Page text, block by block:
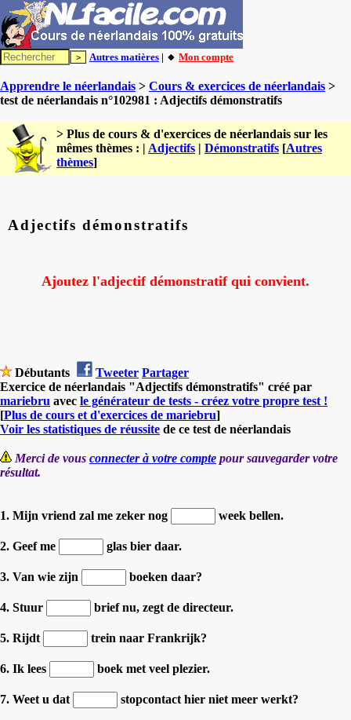
Autres matières | 🔸 Mon compte
Apprendre le néerlandais > Cours & exercices de néerlandais >
test de néerlandais n°102981 : Adjectifs démonstratifs
> Plus de cours & d'exercices de néerlandais sur les
mêmes thèmes : | Adjectifs | Démonstratifs [Autres
thèmes]
Adjectifs démonstratifs
Ajoutez l'adjectif démonstratif qui convient.
Débutants Tweeter Partager
Exercice de néerlandais "Adjectifs démonstratifs" créé par
mariebru avec le générateur de tests - créez votre propre test !
[Plus de cours et d'exercices de mariebru]
Voir les statistiques de réussite de ce test de néerlandais
Merci de vous connecter à votre compte pour sauvegarder votre
résultat.
1. Mijn vriend zal me zeker nog week bellen.
2. Geef me glas bier daar.
3. Van wie zijn boeken daar?
4. Stuur brief nu, zegt de directeur.
5. Rijdt trein naar Frankrijk?
6. Ik lees boek met veel plezier.
7. Weet u dat stopcontact hier niet meer werkt?